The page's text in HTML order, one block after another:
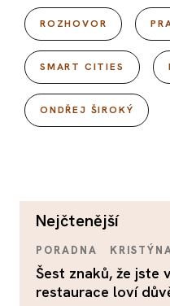
ROZHOVOR
SMART CITIES
ONDŘEJ ŠIROKÝ
nejčtenější
PORADNA
Šest znaků, že jste
restaurace loví